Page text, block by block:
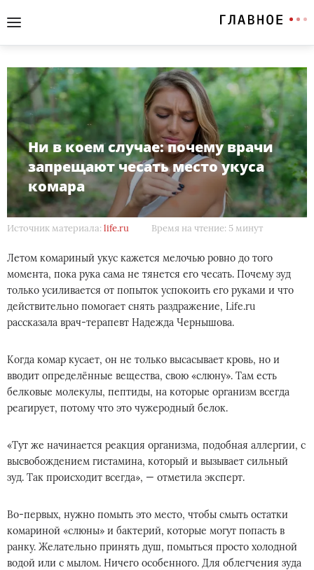
Ни в коем случае: почему врачи
запрещают чесать место укуса
комара
Источник материала: life.ru Время на чтение: 5 минут
Летом комариный укус кажется мелочью ровно до того
момента, пока рука сама не тянется его чесать. Почему зуд
только усиливается от попыток успокоить его руками и что
действительно помогает снять раздражение, Life.ru
рассказала врач-терапевт Надежда Чернышова.
Когда комар кусает, он не только высасывает кровь, но и
вводит определённые вещества, свою «слюну». Там есть
белковые молекулы, пептиды, на которые организм всегда
реагирует, потому что это чужеродный белок.
«Тут же начинается реакция организма, подобная аллергии, с
высвобождением гистамина, который и вызывает сильный
зуд. Так происходит всегда», — отметила эксперт.
Во-первых, нужно помыть это место, чтобы смыть остатки
комариной «слюны» и бактерий, которые могут попасть в
ранку. Желательно принять душ, помыться просто холодной
водой или с мылом. Ничего особенного. Для облегчения зуда